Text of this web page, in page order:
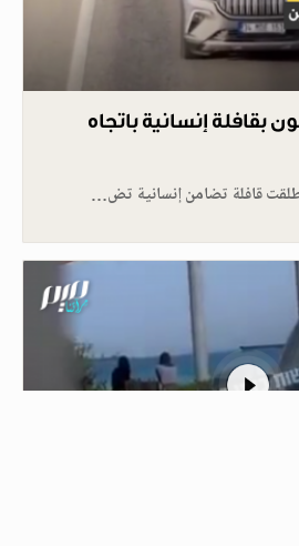
بقافلة إنسانية باتجاه
قافلة تضامن إنسانية تض…